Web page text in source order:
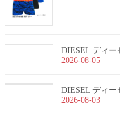
DIESEL ディー
2026-08-05
DIESEL ディー
2026-08-03